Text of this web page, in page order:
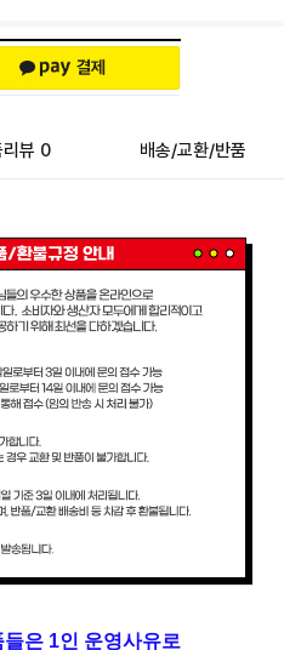
리뷰 0 배송/교환/반품
은 1인 운영사유로